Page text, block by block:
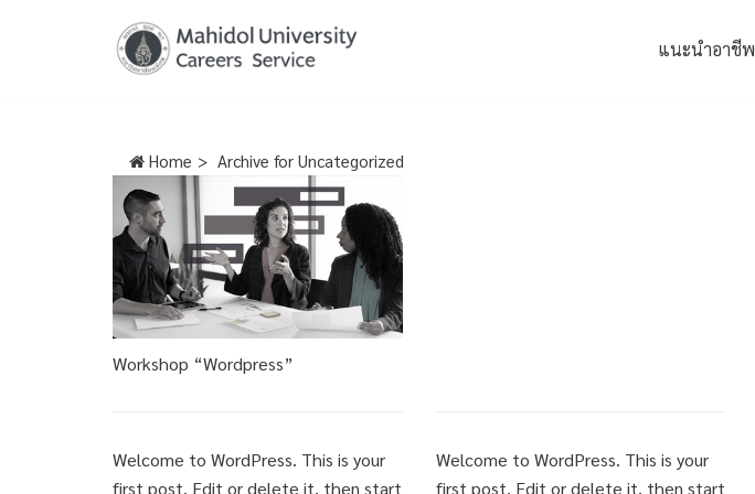
แนะนำอาชีพ
Home > Archive for Uncategorized
Workshop “Wordpress”
Welcome to WordPress. This is your
first post. Edit or delete it, then start
Welcome to WordPress. This is your
first post. Edit or delete it, then start